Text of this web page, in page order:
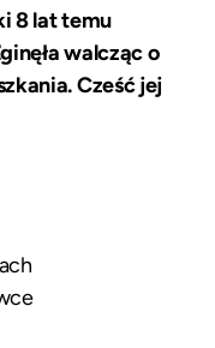
8 lat temu
walcząc o
Cześć jej